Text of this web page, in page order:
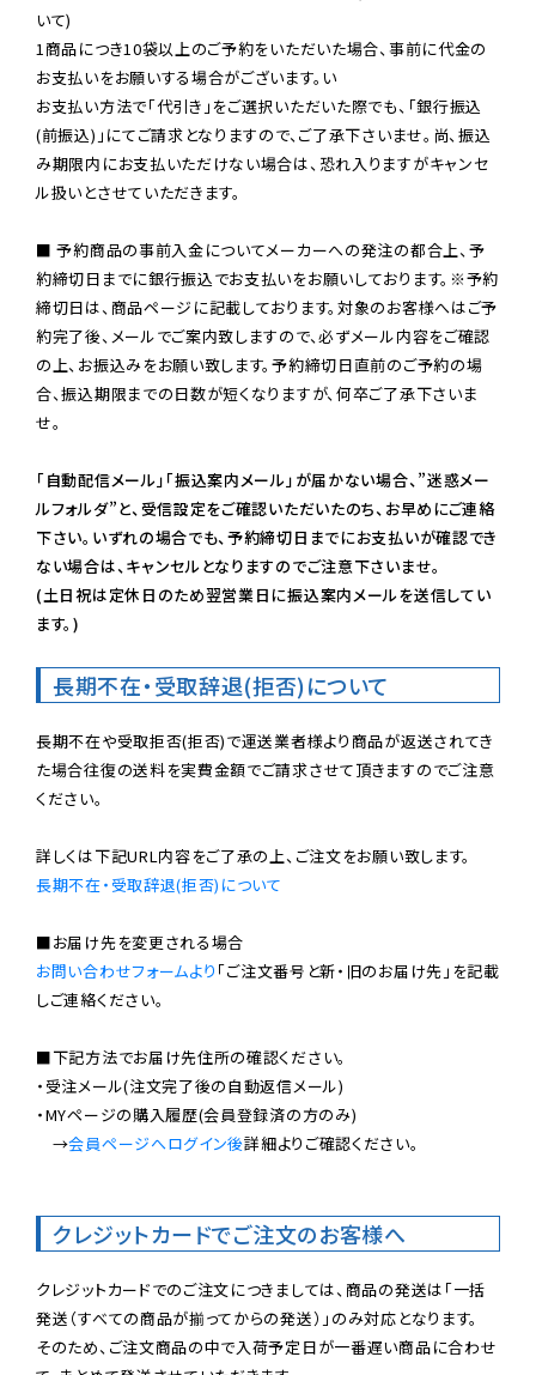
いて)
1商品につき10袋以上のご予約をいただいた場合、事前に代金の
お支払いをお願いする場合がございます。い
お支払い方法で「代引き」をご選択いただいた際でも、「銀行振込
(前振込)」にてご請求となりますので、ご了承下さいませ。尚、振込
み期限内にお支払いただけない場合は、恐れ入りますがキャンセ
ル扱いとさせていただきます。
■ 予約商品の事前入金についてメーカーへの発注の都合上、予
約締切日までに銀行振込でお支払いをお願いしております。※予約
締切日は、商品ページに記載しております。対象のお客様へはご予
約完了後、メールでご案内致しますので、必ずメール内容をご確認
の上、お振込みをお願い致します。予約締切日直前のご予約の場
合、振込期限までの日数が短くなりますが、何卒ご了承下さいま
せ。
「自動配信メール」「振込案内メール」が届かない場合、”迷惑メー
ルフォルダ”と、受信設定をご確認いただいたのち、お早めにご連絡
下さい。いずれの場合でも、予約締切日までにお支払いが確認でき
ない場合は、キャンセルとなりますのでご注意下さいませ。
(土日祝は定休日のため翌営業日に振込案内メールを送信してい
ます。)
長期不在・受取辞退(拒否)について
長期不在や受取拒否(拒否)で運送業者様より商品が返送されてき
た場合往復の送料を実費金額でご請求させて頂きますのでご注意
ください。
長期不在・受取辞退(拒否)について
お問い合わせフォームより 「ご注文番号と新・旧のお届け先」を記載
しご連絡ください。
■下記方法でお届け先住所の確認ください。
・受注メール(注文完了後の自動返信メール)
・MYページの購入履歴(会員登録済の方のみ)
→会員ページへログイン後詳細よりご確認ください。
クレジットカードでご注文のお客様へ
クレジットカードでのご注文につきましては、商品の発送は「一括
発送（すべての商品が揃ってからの発送）」のみ対応となります。
そのため、ご注文商品の中で入荷予定日が一番遅い商品に合わせ